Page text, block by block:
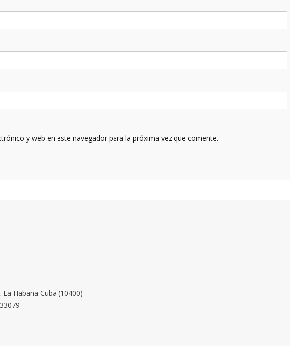
y web en este navegador para la próxima vez que comente.
Habana Cuba (10400)